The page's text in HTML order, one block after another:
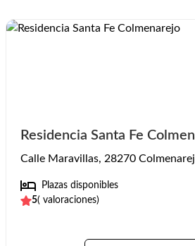
Residencia Santa Fe
Calle Maravillas, 28270
Plazas disponibles
5( valoraciones)